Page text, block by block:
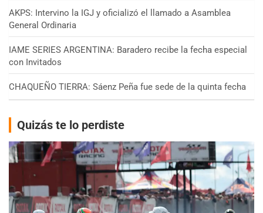
AKPS: Intervino la IGJ y oficializó el llamado a Asamblea
General Ordinaria
IAME SERIES ARGENTINA: Baradero recibe la fecha especial
con Invitados
CHAQUEÑO TIERRA: Sáenz Peña fue sede de la quinta fecha
Quizás te lo perdiste